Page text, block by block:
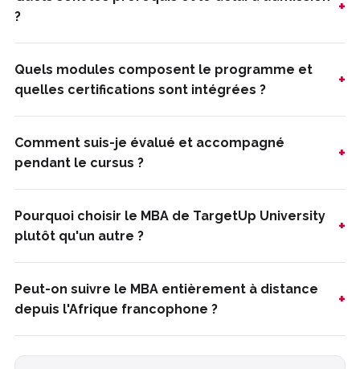
?
+
Quels modules composent le programme et
quelles certifications sont intégrées ?
+
Comment suis-je évalué et accompagné
pendant le cursus ?
+
Pourquoi choisir le MBA de TargetUp University
plutôt qu'un autre ?
+
Peut-on suivre le MBA entièrement à distance
depuis l'Afrique francophone ?
+